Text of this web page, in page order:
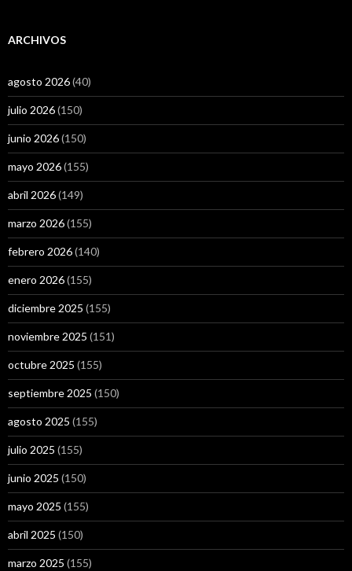
ARCHIVOS
agosto 2026(40)
julio 2026(150)
junio 2026(150)
mayo 2026(155)
abril 2026(149)
marzo 2026(155)
febrero 2026(140)
enero 2026(155)
diciembre 2025 (155)
noviembre 2025 (151)
octubre 2025 (155)
septiembre 2025 (150)
agosto 2025 (155)
julio 2025 (155)
junio 2025 (150)
mayo 2025 (155)
abril 2025 (150)
marzo 2025 (155)